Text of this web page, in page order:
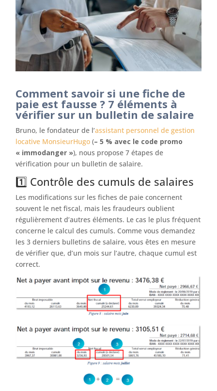
Comment savoir si une fiche de
paie est fausse ? 7 éléments à
vérifier sur un bulletin de salaire
Bruno, le fondateur de l’assistant personnel de gestion
locative MonsieurHugo (– 5 % avec le code promo
« immodanger »), nous propose 7 étapes de
vérification pour un bulletin de salaire.
1️⃣ Contrôle des cumuls de salaires
Les modifications sur les fiches de paie concernent
souvent le net fiscal, mais les fraudeurs oublient
régulièrement d’autres éléments. Le cas le plus fréquent
concerne le calcul des cumuls. Comme vous demandez
les 3 derniers bulletins de salaire, vous êtes en mesure
de vérifier que, d’un mois sur l’autre, chaque cumul est
correct.